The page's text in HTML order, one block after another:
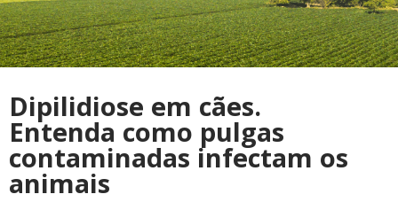
Dipilidiose em cães.
Entenda como pulgas
contaminadas infectam os
animais